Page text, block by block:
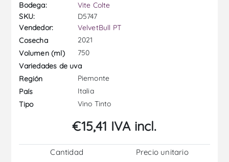
Bodega:
Vite Colte
SKU:
D5747
Vendedor:
VelvetBull PT
Cosecha
2021
Volumen (ml)
750
Variedades de uva
Región
Piemonte
País
Italia
Tipo
Vino Tinto
€15,41 IVA incl.
Cantidad
Precio unitario